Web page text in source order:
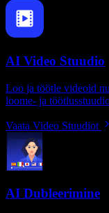
AI Video Stuudio
Loo ja töötle videoid
loome- ja
Vaata Video Stuudiot
AI Dubleerimine